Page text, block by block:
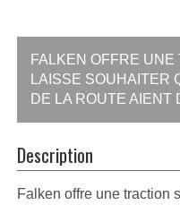
FALKEN OFFRE
LAISSE SOUHAITER
DE LA ROUTE AIENT
Description
Falken offre une traction